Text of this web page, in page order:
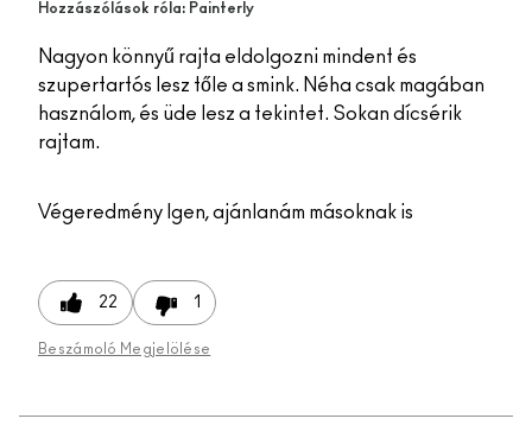
Hozzászólások róla: Painterly
Nagyon könnyű rajta eldolgozni mindent és
szupertartós lesz tőle a smink. Néha csak magában
használom, és üde lesz a tekintet. Sokan dícsérik
rajtam.
Végeredmény Igen, ajánlanám másoknak is
22 1
Beszámoló Megjelölése